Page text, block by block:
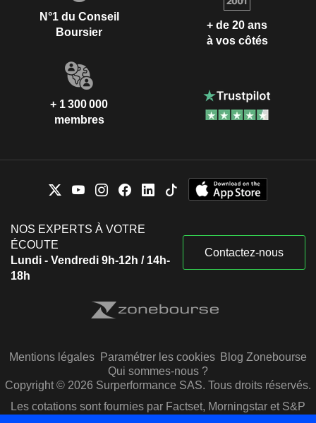
N°1 du Conseil
Boursier
+ de 20 ans
à vos côtés
+ 1 300 000
membres
NOS EXPERTS À VOTRE
ÉCOUTE
Lundi - Vendredi 9h-12h / 14h-
18h
Contactez-nous
Mentions légales Paramétrer les cookies Blog Zonebourse
Qui sommes-nous ?
Copyright © 2026 Surperformance SAS. Tous droits réservés.
Les cotations sont fournies par Factset, Morningstar et S&P